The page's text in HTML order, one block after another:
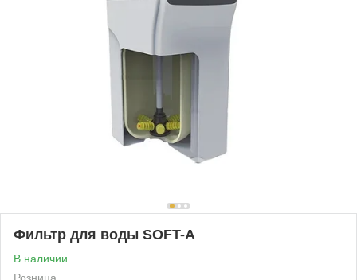
Фильтр для воды SOFT-A
В наличии
Розница